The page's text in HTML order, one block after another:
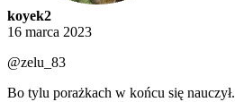
koyek2
16 marca 2023
@zelu_83
Bo tylu porażkach w końcu się nauczył.